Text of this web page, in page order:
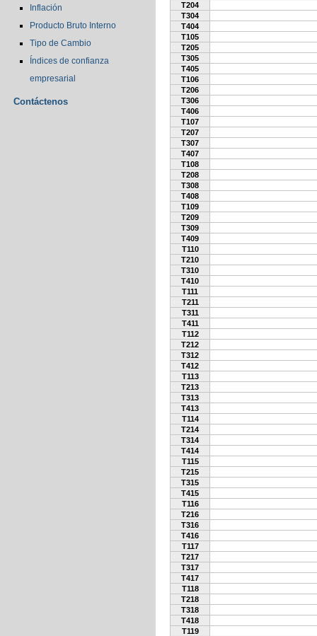
Inflación
Producto Bruto Interno
Tipo de Cambio
Índices de confianza
empresarial
Contáctenos
T204
T304
T404
T105
T205
T305
T405
T106
T206
T306
T406
T107
T207
T307
T407
T108
T208
T308
T408
T109
T209
T309
T409
T110
T210
T310
T410
T111
T211
T311
T411
T112
T212
T312
T412
T113
T213
T313
T413
T114
T214
T314
T414
T115
T215
T315
T415
T116
T216
T316
T416
T117
T217
T317
T417
T118
T218
T318
T418
T119